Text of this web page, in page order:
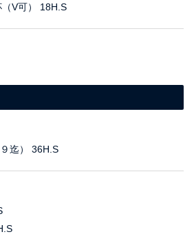
V可） 18H.S
迄） 36H.S